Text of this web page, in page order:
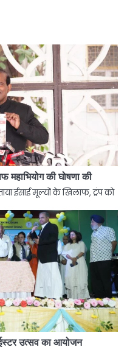
महाभियोग की घोषणा की
ईसाई मूल्यों के खिलाफ, ट्रंप को
उत्सव का आयोजन